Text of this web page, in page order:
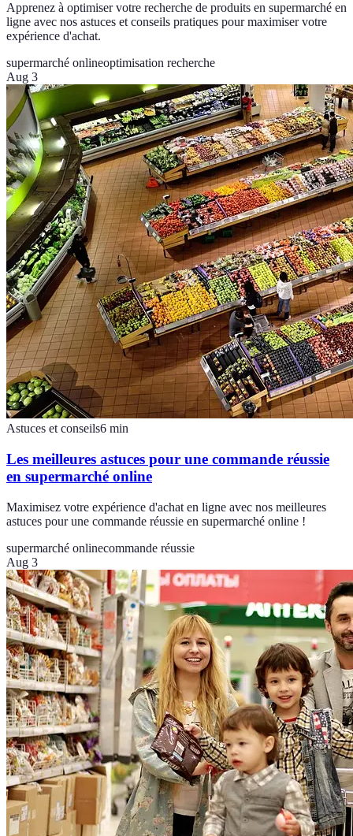
Apprenez à optimiser votre recherche de produits en supermarché en
ligne avec nos astuces et conseils pratiques pour maximiser votre
expérience d'achat.
supermarché onlineoptimisation recherche
Aug 3
Astuces et conseils6 min
Les meilleures astuces pour une commande réussie
en supermarché online
Maximisez votre expérience d'achat en ligne avec nos meilleures
astuces pour une commande réussie en supermarché online !
supermarché onlinecommande réussie
Aug 3